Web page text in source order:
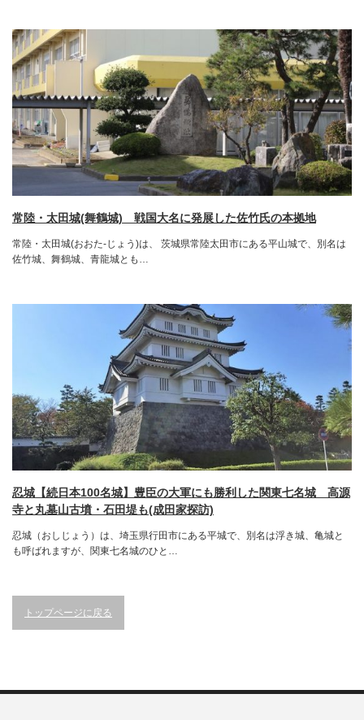
常陸・太田城(舞鶴城) 戦国大名に発展した佐竹氏の本拠地
常陸・太田城(おおた-じょう)は、 茨城県常陸太田市にある平山城で、別名は
佐竹城、舞鶴城、青龍城とも…
忍城【続日本100名城】豊臣の大軍にも勝利した関東七名城 高源
寺と丸墓山古墳・石田堤も(成田家探訪)
忍城（おしじょう）は、埼玉県行田市にある平城で、別名は浮き城、亀城と
も呼ばれますが、関東七名城のひと…
トップページに戻る